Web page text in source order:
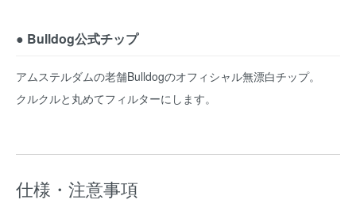
● Bulldog公式チップ
アムステルダムの老舗Bulldogのオフィシャル無漂白チップ。
クルクルと丸めてフィルターにします。
仕様・注意事項